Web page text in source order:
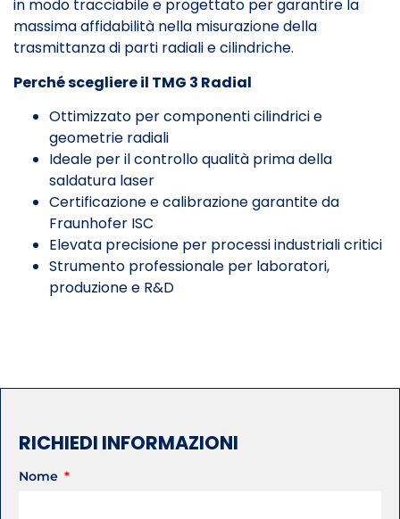
in modo tracciabile e progettato per garantire la
massima affidabilità nella misurazione della
trasmittanza di parti radiali e cilindriche.
Perché scegliere il TMG 3 Radial
Ottimizzato per componenti cilindrici e
geometrie radiali
Ideale per il controllo qualità prima della
saldatura laser
Certificazione e calibrazione garantite da
Fraunhofer ISC
Elevata precisione per processi industriali critici
Strumento professionale per laboratori,
produzione e R&D
RICHIEDI INFORMAZIONI
Nome